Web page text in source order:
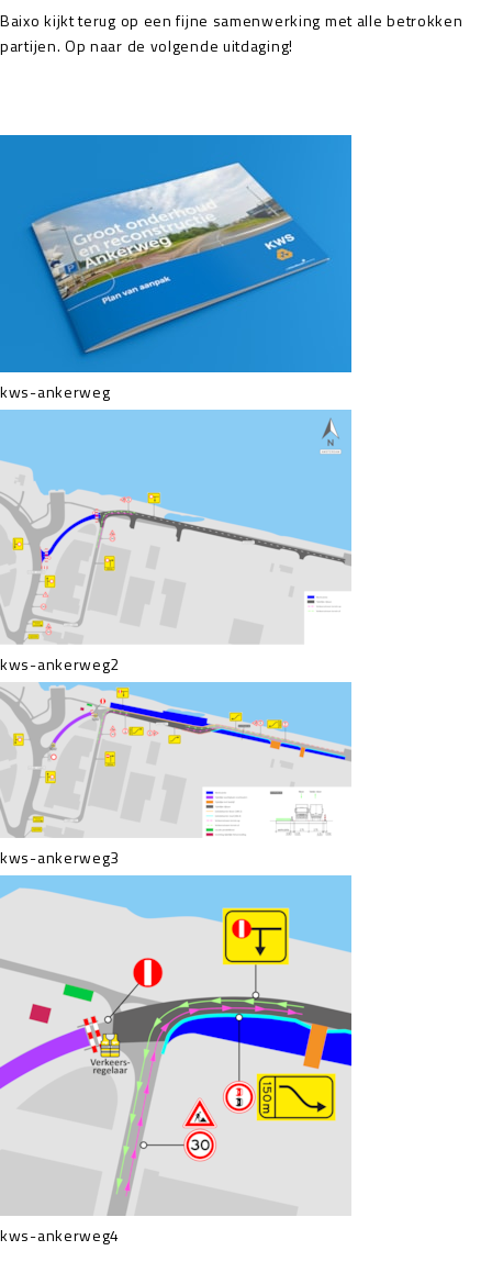
Baixo kijkt terug op een fijne samenwerking met alle betrokken
partijen. Op naar de volgende uitdaging!
kws-ankerweg
kws-ankerweg2
kws-ankerweg3
kws-ankerweg4